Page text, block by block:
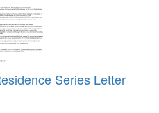
Series Letter